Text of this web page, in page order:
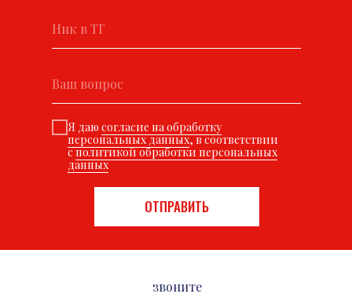
Я даю согласие на обработку
персональных данных, в соответствии
сполитикой обработки персональных
данных
ОТПРАВИТЬ
звоните